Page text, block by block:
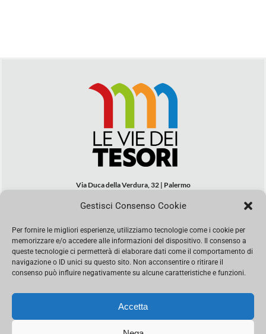
Gestisci Consenso Cookie
Per fornire le migliori esperienze, utilizziamo tecnologie come i cookie per
memorizzare e/o accedere alle informazioni del dispositivo. Il consenso a
queste tecnologie ci permetterà di elaborare dati come il comportamento di
navigazione o ID unici su questo sito. Non acconsentire o ritirare il
consenso può influire negativamente su alcune caratteristiche e funzioni.
Accetta
Via Duca della Verdura, 32 | Palermo
info@leviedeitesori.it
Direttore ResponsabileMarcello Barbaro– Aut. del tribunale di
Palermo n. 19 del 2017 iscrizione al roc numero 37003 Editore
Porta Felice Srl. Sede legale: Via Libertà 93 – 90143 Palermo
Società iscritta alla Camera di Commercio di Palermo Ufficio
065228208251 Capitale 10000 euro IV